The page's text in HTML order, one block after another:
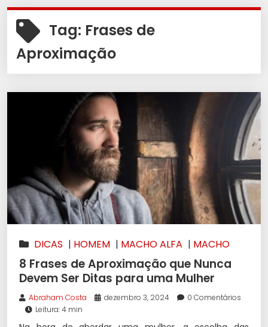
Tag: Frases de
Aproximação
DICAS | HOMEM | MACHO ALFA | MACHO
ALPHA |SEDUÇÃO
8 Frases de Aproximação que Nunca
Devem Ser Ditas para uma Mulher
Abraham Costa dezembro 3, 2024
0 Comentários
Leitura: 4 min